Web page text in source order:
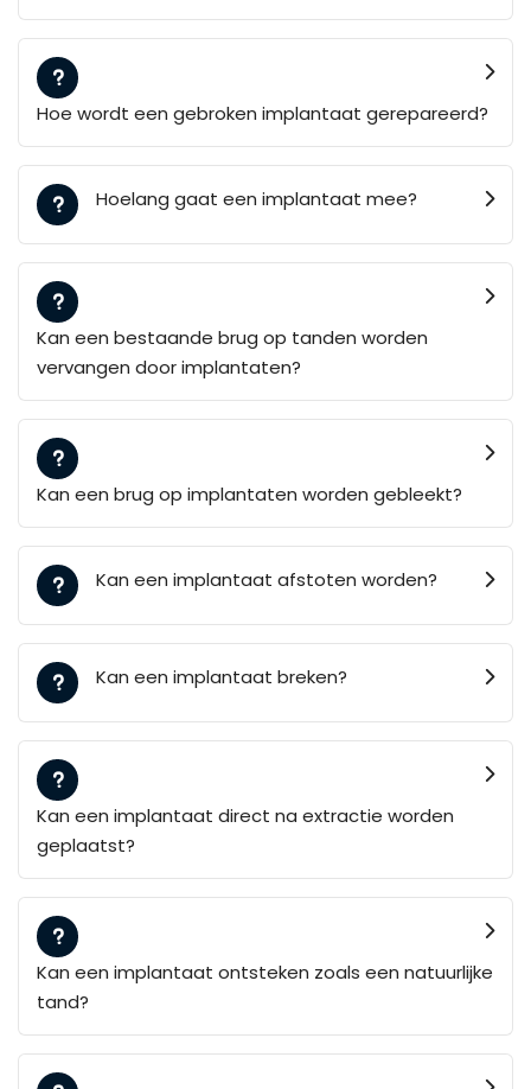
Hoe wordt een gebroken implantaat gerepareerd?
Hoelang gaat een implantaat mee?
Kan een bestaande brug op tanden worden
vervangen door implantaten?
Kan een brug op implantaten worden gebleekt?
Kan een implantaat afstoten worden?
Kan een implantaat breken?
Kan een implantaat direct na extractie worden
geplaatst?
Kan een implantaat ontsteken zoals een natuurlijke
tand?